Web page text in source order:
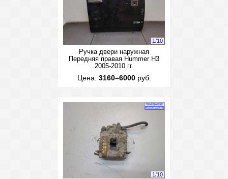
1/10
Ручка двери наружная
Передняя правая Hummer H3
2005-2010 гг.
Цена: 3160–6000руб.
1/10